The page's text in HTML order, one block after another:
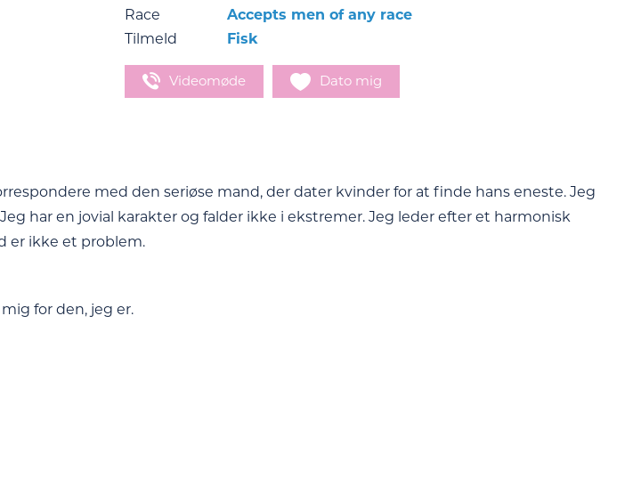
Race
Accepts men of any race
Tilmeld
Fisk
Videomøde Dato mig
med den seriøse mand, der dater kvinder for at finde hans eneste. Jeg
har en jovial karakter og falder ikke i ekstremer. Jeg leder efter et harmonisk
er ikke et problem.
for den, jeg er.